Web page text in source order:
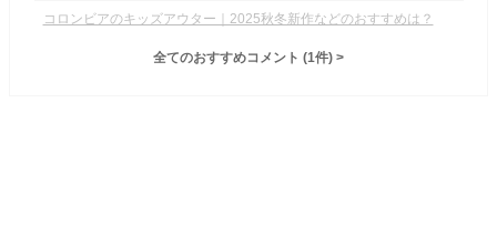
コロンビアのキッズアウター｜2025秋冬新作などのおすすめは？
全てのおすすめコメント (1件) >